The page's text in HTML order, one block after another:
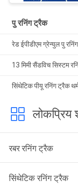
पु रनिंग ट्रैक
रेड ईपीडीएम ग्रेन्युल पु
13 मिमी सैंडविच सिस्टम
सिंथेटिक पीयू रनिंग ट्रैक
लोकप्रिय
रबर रनिंग ट्रैक
सिंथेटिक रनिंग ट्रैक